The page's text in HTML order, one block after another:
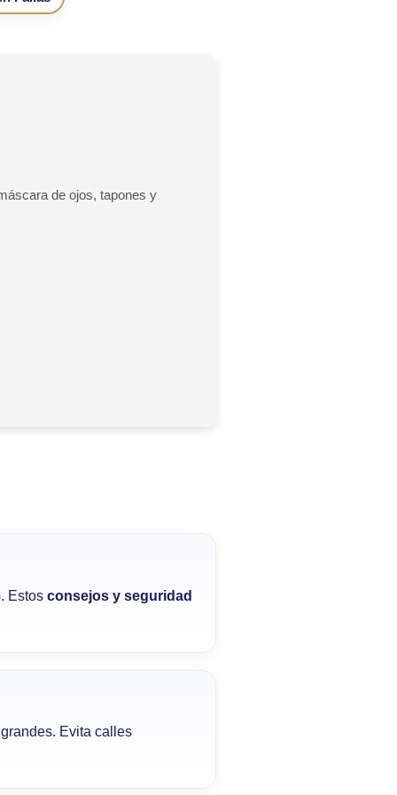
de ojos, tapones y
Estos consejos y seguridad
Evita calles